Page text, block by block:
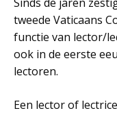
tweede Vaticaans
functie van lector/
ook in de eerste
lectoren.
Een lector of